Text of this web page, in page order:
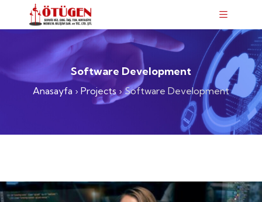
Software Development
Anasayfa › Projects ›Software Development